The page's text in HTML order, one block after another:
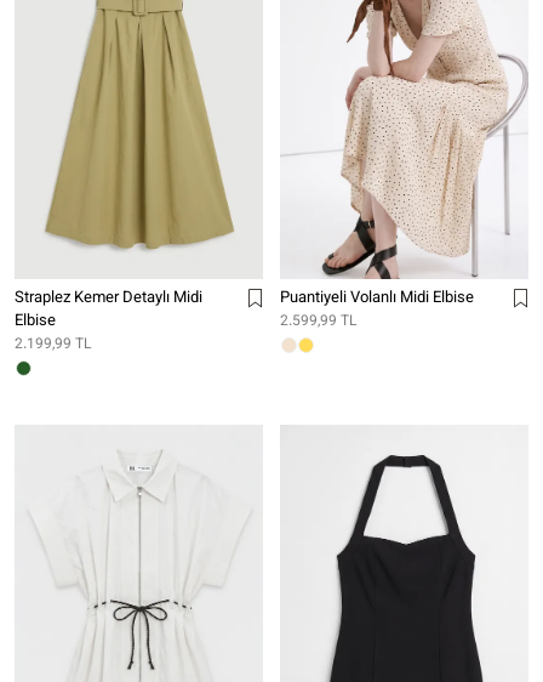
Straplez Kemer Detaylı Midi
Elbise
2.199,99 TL
Puantiyeli Volanlı Midi Elbise
2.599,99 TL